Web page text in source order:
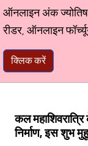
ऑनलाइन अंक
रीडर, ऑनलाइन
क्लिक करें
कल महाशिवरात्रि
निर्माण, इस शुभ